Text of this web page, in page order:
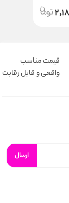
قیمت مناسب
واقعی و قابل رقابت
ارسال